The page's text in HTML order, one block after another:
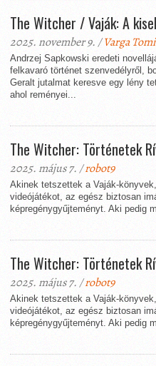
The Witcher / Vaják: A
2025. november 9. /Varga Tomi
Andrzej Sapkowski eredeti
felkavaró történet szenvedélyről,
Geralt jutalmat keresve egy lény
ahol reményei...
The Witcher: Történetek
2025. május 7. /robot9
Akinek tetszettek a Vaják-
videójátékot, az egész biztosan
képregénygyűjteményt. Aki pedig
The Witcher: Történetek
2025. május 7. /robot9
Akinek tetszettek a Vaják-
videójátékot, az egész biztosan
képregénygyűjteményt. Aki pedig